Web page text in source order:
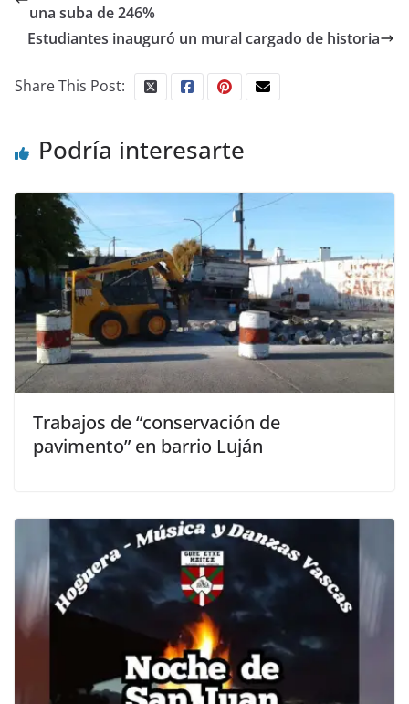
una suba de 246%
Estudiantes inauguró un mural cargado de historia
Share This Post:
Podría interesarte
Trabajos de “conservación de
pavimento” en barrio Luján